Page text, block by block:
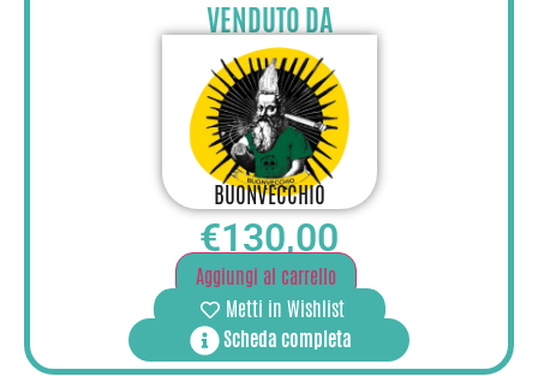
VENDUTO DA
BUONVECCHIO
€130,00
Aggiungi al carrello
Metti in Wishlist
Scheda completa